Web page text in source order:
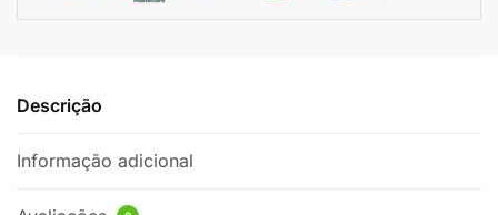
Descrição
Informação adicional